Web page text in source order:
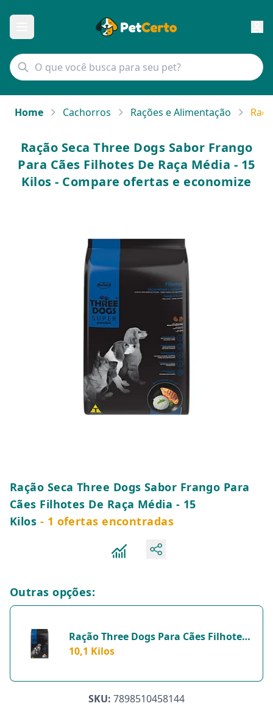
Home Cachorros Rações e Alimentação
Ração Seca Three Dogs Sabor Frango
Para Cães Filhotes De Raça Média - 15
Kilos - Compare ofertas e economize
Ração Seca Three Dogs Sabor Frango Para
Cães Filhotes De Raça Média - 15
Kilos - 1 ofertas encontradas
Outras opções:
Ração Three Dogs Para Cães Filhotes
De Raça Média Sabor Frango - 1
10,1 Kilos
SKU: 7898510458144